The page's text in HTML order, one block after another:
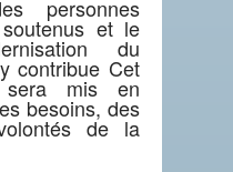
personnes
et le
du
contribue Cet
sera mis en
besoins, des
de la